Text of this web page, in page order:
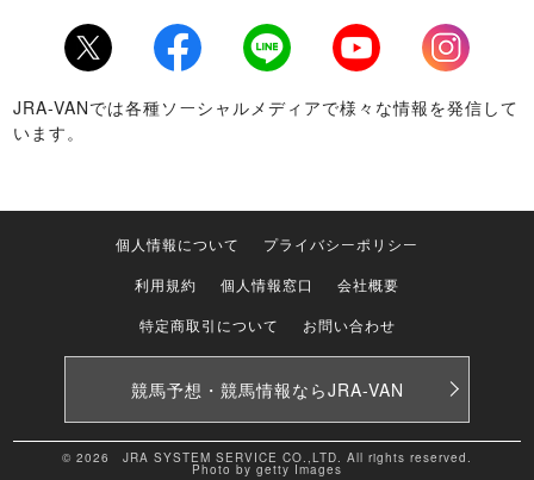
Twitter Facebook LINE Youtube
Instagram
JRA-VANでは各種ソーシャルメディアで様々な情報を発信して
います。
個人情報について
プライバシーポリシー
利用規約
個人情報窓口
会社概要
特定商取引について
お問い合わせ
競馬予想・競馬情報ならJRA-VAN
© 2026 JRA SYSTEM SERVICE CO.,LTD. All rights reserved.
Photo by getty Images